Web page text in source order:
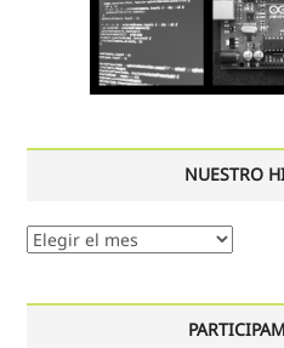
NUESTRO
Nuestro